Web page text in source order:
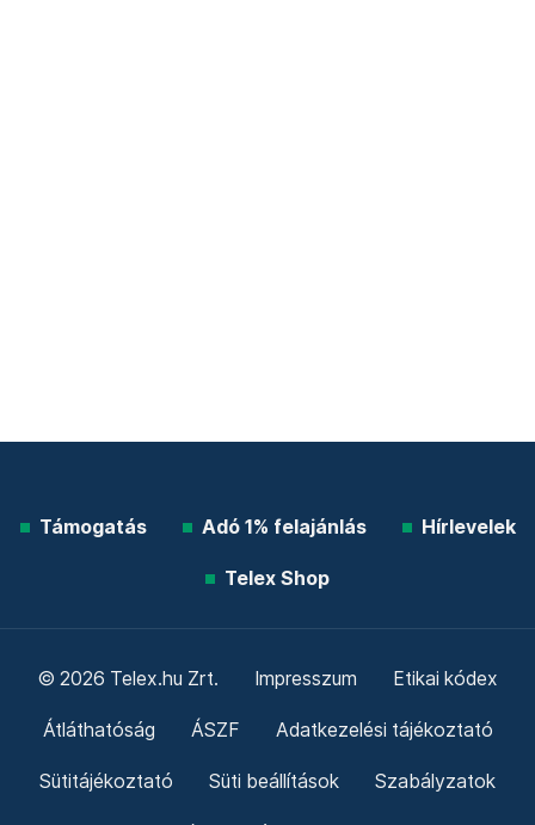
Támogatás Adó 1% felajánlás Hírlevelek
Telex Shop
© 2026 Telex.hu Zrt. Impresszum Etikai kódex
Átláthatóság ÁSZF Adatkezelési tájékoztató
Sütitájékoztató Süti beállítások Szabályzatok